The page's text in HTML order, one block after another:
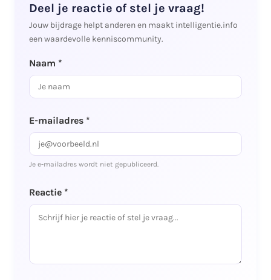
Deel je reactie of stel je vraag!
Jouw bijdrage helpt anderen en maakt intelligentie.info
een waardevolle kenniscommunity.
Reactie *
Naam *
E-mailadres *
Je e-mailadres wordt niet gepubliceerd.